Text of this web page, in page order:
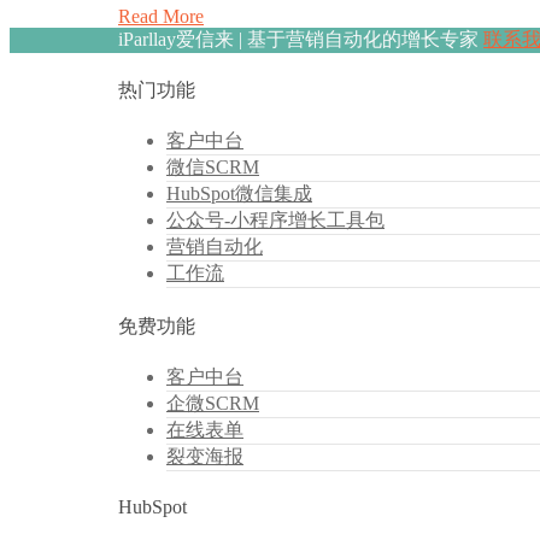
Read More
iParllay爱信来 | 基于营销自动化的增长专家 联系
热门功能
客户中台
微信SCRM
HubSpot微信集成
公众号-小程序增长工具包
营销自动化
工作流
免费功能
客户中台
企微SCRM
在线表单
裂变海报
HubSpot